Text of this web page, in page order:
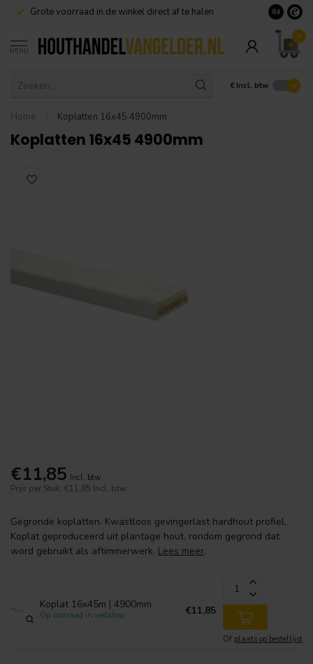
Grote voorraad in de winkel direct af te halen 8.4
MENU
0
€ Incl. btw
Home Koplatten 16x45 4900mm
Koplatten 16x45 4900mm
€11,85 Incl. btw
Prijs per Stuk: €11,85 Incl. btw
Gegronde koplatten. Kwastloos gevingerlast hardhout profiel,
Koplat geproduceerd uit plantage hout, rondom gegrond dat
word gebruikt als aftimmerwerk. Lees meer.
Koplat 16x45m | 4900mm
Op voorraad in webshop €11,85
Of plaats op bestellijst